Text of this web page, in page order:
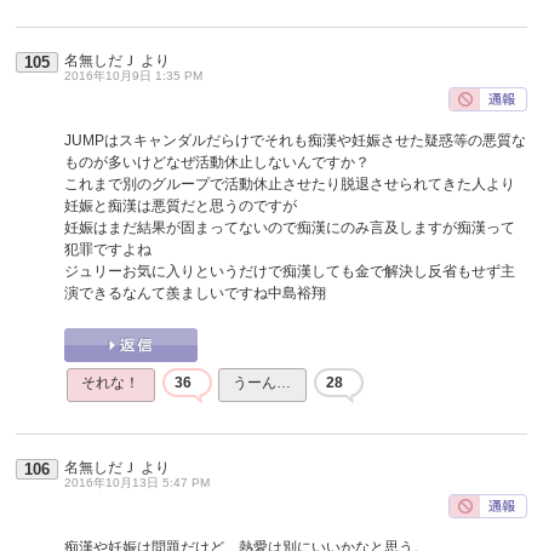
105 名無しだＪ より
2016年10月9日 1:35 PM
JUMPはスキャンダルだらけでそれも痴漢や妊娠させた疑惑等の悪質な
ものが多いけどなぜ活動休止しないんですか？
これまで別のグループで活動休止させたり脱退させられてきた人より
妊娠と痴漢は悪質だと思うのですが
妊娠はまだ結果が固まってないので痴漢にのみ言及しますが痴漢って
犯罪ですよね
ジュリーお気に入りというだけで痴漢しても金で解決し反省もせず主
演できるなんて羨ましいですね中島裕翔
それな！ 36 うーん… 28
106 名無しだＪ より
2016年10月13日 5:47 PM
痴漢や妊娠は問題だけど、熱愛は別にいいかなと思う。